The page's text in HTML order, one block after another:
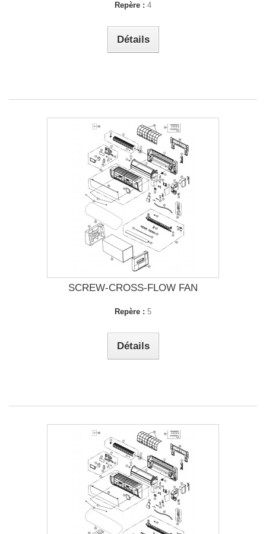
Repère : 4
Détails
SCREW-CROSS-FLOW FAN
Repère : 5
Détails